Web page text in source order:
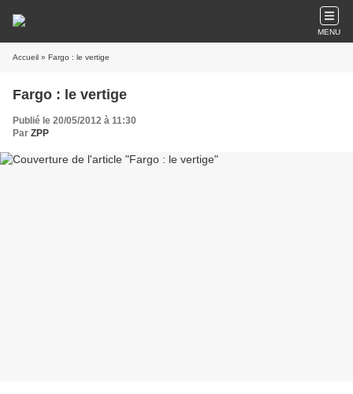
MENU
Accueil » Fargo : le vertige
Fargo : le vertige
Publié le 20/05/2012 à 11:30
Par ZPP